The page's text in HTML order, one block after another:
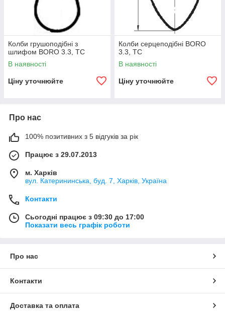
Колби грушоподібні з
шлифом BORO 3.3, TC
В наявності
Ціну уточнюйте
Колби серцеподібні BORO
3.3, TC
В наявності
Ціну уточнюйте
Про нас
100% позитивних з 5 відгуків за рік
Працює з 29.07.2013
м. Харків
вул. Катерининська, буд. 7, Харків, Україна
Контакти
Сьогодні працює з 09:30 до 17:00
Показати весь графік роботи
Про нас
Контакти
Доставка та оплата